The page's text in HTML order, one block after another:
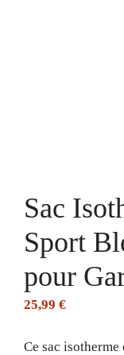
Sac
Sport
pour
25,99 €
Ce sac